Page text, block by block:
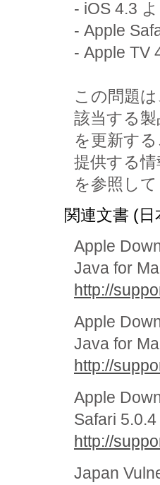
- iOS 4.3
- Apple
- Apple TV
この問題
該当する製
を更新す
提供する情
を参照し
関連文書 (日
Apple
Java for
http://
Apple
Java for
http://
Apple
Safari 5.0.4
http://
Japan